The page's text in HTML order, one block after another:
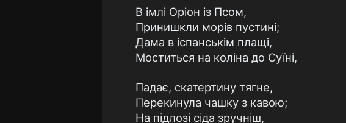
В імлі Оріон із Псом,
Принишкли морів пустині;
Дама в іспанськім плащі,
Моститься на коліна до Суїні,
Падає, скатертину тягне,
Перекинула чашку з кавою;
На підлозі сіда зручніш,